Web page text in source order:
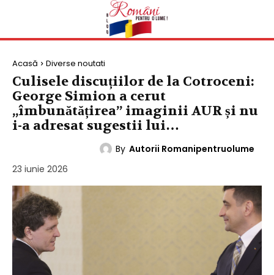
Acasă Diverse noutati
Culisele discuțiilor de la Cotroceni:
George Simion a cerut
„îmbunătățirea” imaginii AUR și nu
i-a adresat sugestii lui…
By Autorii Romanipentruolume
23 iunie 2026